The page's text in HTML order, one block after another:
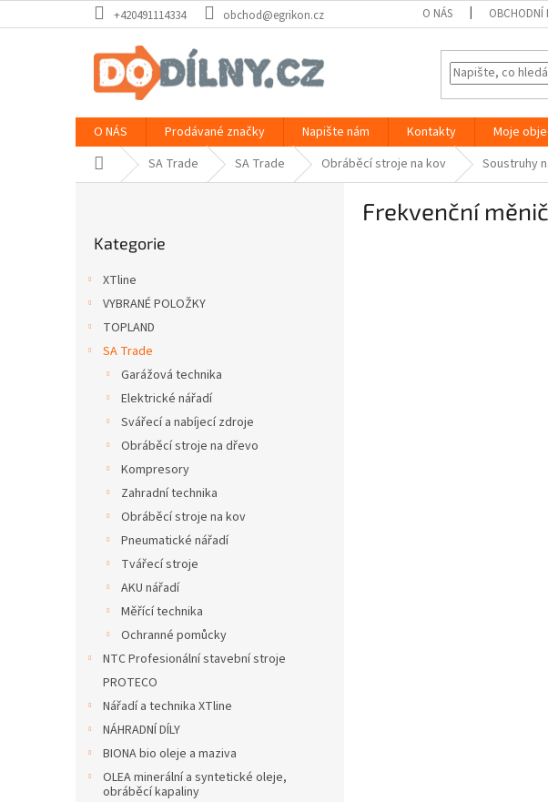
na
+420491114334 obchod@egrikon.cz O NÁS OBCHODNÍ
O NÁS Prodávané značky Napište nám Kontakty
Moje
Domů SA Trade SA Trade Obráběcí stroje na kov Soustruhy
kategorie
Kategorie
XTline
VYBRANÉ POLOŽKY
TOPLAND
SA Trade
Garážová technika
Elektrické nářadí
Svářecí a nabíjecí zdroje
Obráběcí stroje na dřevo
Kompresory
Zahradní technika
Obráběcí stroje na kov
Pneumatické nářadí
Tvářecí stroje
AKU nářadí
Měřící technika
Ochranné pomůcky
NTC Profesionální stavební stroje
PROTECO
Nářadí a technika XTline
NÁHRADNÍ DÍLY
BIONA bio oleje a maziva
OLEA minerální a syntetické oleje,
obráběcí kapaliny
Frekvenční